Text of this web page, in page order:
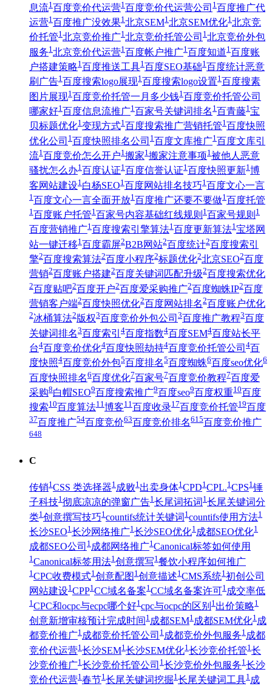
息流1 百度竞价代运营1 百度竞价代运营公司 1 百度推广代
运营1 百度推广没效果1 北京SEM1 北京SEM优化1 北京竞
价托管1 北京竞价推广1 北京竞价托管公司 1 北京竞价外包
服务1 北京竞价代运营1 百度帐户推广1 百度知道1 百度账
户搭建策略1 百度推送工具1 百度SEO基础1 百度统计恶意
刷广告1 百度搜索logo展现1 百度搜索logo设置1 百度搜素
图片展现1 百度竞价托管一月多少钱1 百度竞价托管公司
哪家好1 百度信息流推广1 百家号关键词排名 1 百青藤1 宝
贝标题优化1 变现方式1 百度搜索推广营销托管1 百度快照
优化公司 1 百度快照排名公司 1 百度文库推广1 百度文库引
流1 百度竞价怎么开户1 搬家1 搬家注意事项1 被他人恶意
骚扰怎么办1 百度认证1 百度信誉认证1 百度快照更新1 博
客网站建设1 白杨SEO1 百度网站排名技巧1 百度文心一言
1 百度文心一言全面开放1 百度推广还要不要做1 百度托管
1 百度账户托管1 百家号内容基础红线规则 1 百家号规则 1
百度营销推广1 百度搜索引擎算法1 百度更新算法1宝塔网
站一键迁移1 百度霸屏2B2B网站2百度统计2百度搜索引
擎2百度搜索算法2百度小程序2标题优化2北京SEO2百度
营销2 百度账户搭建2 百度关键词匹配升级2 百度搜索优化
2百度贴吧2百度开户2百度爱采购推广2百度蜘蛛IP2百度
营销客户端2百度快照优化2百度网站排名2百度账户优化
2冰桶算法2版权3 百度竞价外包公司 3 百度推广教程3 百度
关键词排名3百度索引 4百度指数4百度SEM4百度站长平
台4百度竞价优化4百度快照劫持4百度竞价托管公司 4百
度快照4百度竞价外包5百度排名5百度蜘蛛6百度seo优化6
百度快照排名6百度优化7百家号7百度竞价教程7百度爱
采购8白帽SEO9百度搜索推广9百度seo9百度权重10百度
搜索10百度算法11博客11百度收录17百度竞价托管19百度
37百度推广54百度竞价63百度竞价排名615百度竞价推广
648
C
传销1 CSS 类选择器1 成败1 出卖身体1 CPD1 CPL.1 CPS1 锤
子科技1 彻底凉凉的弹窗广告1 长尾词拓词 1 长尾关键词分
类1 创意撰写技巧1 countifs统计关键词 1 countifs使用方法1
长沙SEO1 长沙网络推广1 长沙SEO优化1 成都SEO优化1
成都SEO公司 1 成都网络推广1 Canonical标签如何使用
1 Canonical标签用法1 创意撰写1 餐饮小程序如何推广
1 CPC收费模式1 创意配图 1 创意描述1 CMS系统1 初创公司
网站建设1 CPP1 CC域名备案1 CC域名备案许可1 成交率低
1 CPC和ocpc与ecpc哪个好1 cpc与ocpc的区别 1 出价策略1
创意新增审核预计完成时间 1 成都SEM1 成都SEM优化1 成
都竞价推广1 成都竞价托管公司 1 成都竞价外包服务1 成都
竞价代运营1 长沙SEM1 长沙SEM优化1 长沙竞价托管1 长
沙竞价推广1 长沙竞价托管公司 1 长沙竞价外包服务1 长沙
竞价代运营1 春节1 长尾关键词挖掘1 长尾关键词工具1 成